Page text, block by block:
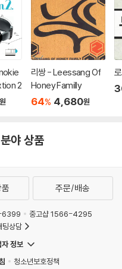
2
원
리쌍 - Leessang Of
Honey Familly
64% 4,680원
야 상품
주문/배송
6399
중고샵 1566-4295
상담
정보
청소년보호정책